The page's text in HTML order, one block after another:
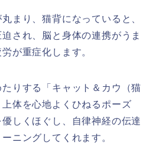
まり、猫背になっていると、
され、脳と身体の連携がうま
が重症化します。
りする「キャット＆カウ（猫
体を心地よくひねるポーズ
しくほぐし、自律神経の伝達
ニングしてくれます。